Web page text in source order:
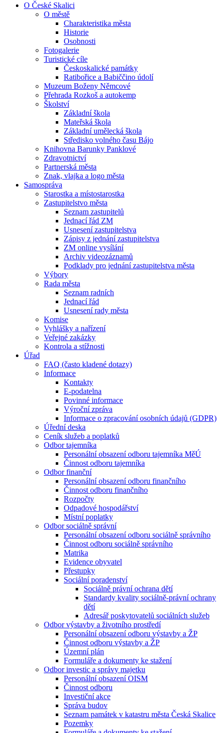
O České Skalici
O městě
Charakteristika města
Historie
Osobnosti
Fotogalerie
Turistické cíle
Českoskalické památky
Ratibořice a Babiččino údolí
Muzeum Boženy Němcové
Přehrada Rozkoš a autokemp
Školství
Základní škola
Mateřská škola
Základní umělecká škola
Středisko volného času Bájo
Knihovna Barunky Panklové
Zdravotnictví
Partnerská města
Znak, vlajka a logo města
Samospráva
Starostka a místostarostka
Zastupitelstvo města
Seznam zastupitelů
Jednací řád ZM
Usnesení zastupitelstva
Zápisy z jednání zastupitelstva
ZM online vysílání
Archiv videozáznamů
Podklady pro jednání zastupitelstva města
Výbory
Rada města
Seznam radních
Jednací řád
Usnesení rady města
Komise
Vyhlášky a nařízení
Veřejné zakázky
Kontrola a stížnosti
Úřad
FAQ (často kladené dotazy)
Informace
Kontakty
E-podatelna
Povinné informace
Výroční zpráva
Informace o zpracování osobních údajů (GDPR)
Úřední deska
Ceník služeb a poplatků
Odbor tajemníka
Personální obsazení odboru tajemníka MěÚ
Činnost odboru tajemníka
Odbor finanční
Personální obsazení odboru finančního
Činnost odboru finančního
Rozpočty
Odpadové hospodářství
Místní poplatky
Odbor sociálně správní
Personální obsazení odboru sociálně správního
Činnost odboru sociálně správního
Matrika
Evidence obyvatel
Přestupky
Sociální poradenství
Sociálně právní ochrana dětí
Standardy kvality sociálně-právní ochrany
dětí
Adresář poskytovatelů sociálních služeb
Odbor výstavby a životního prostředí
Personální obsazení odboru výstavby a ŽP
Činnost odboru výstavby a ŽP
Územní plán
Formuláře a dokumenty ke stažení
Odbor investic a správy majetku
Personální obsazení OISM
Činnost odboru
Investiční akce
Správa budov
Seznam památek v katastru města Česká Skalice
Pozemky